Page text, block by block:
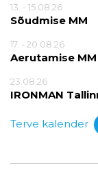
13. - 15.08.26
Sõudmise MM
17. - 20.08.26
Aerutamise MM
23.08.26
IRONMAN
Terve kalender